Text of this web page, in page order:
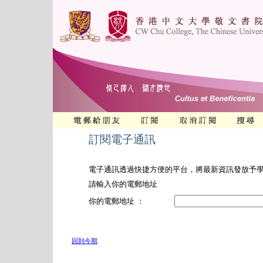
訂閱電子通訊
電子通訊透過快捷方便的平台，將最新資訊發放予
請輸入你的電郵地址
你的電郵地址 ：
回到今期